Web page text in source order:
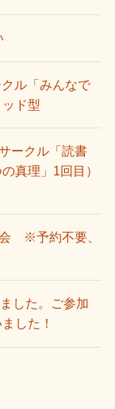
ル「みんなで
ド型
ークル「読書
真理」1回目）
※予約不要、
した。ご参加
した！